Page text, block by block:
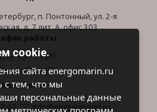
п. Понтонный, ул. 2-я
д. 7 лит. А, офис 303
работы
Пт: 1000- 1900
Вс: 1000- 1600
Контакты
40 info@energomarin.ru
cookie.
сайта energomarin.ru
с тем, что мы
персональные данные